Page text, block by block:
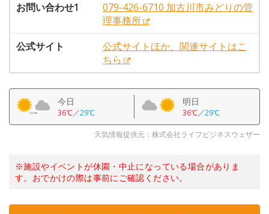
お問い合わせ1
079-426-6710 加古川市みどりの管
理事務所
公式サイト
公式サイトほか、関連サイトはこ
ちら
今日
36℃／29℃
明日
36℃／29℃
天気情報提供元：株式会社ライフビジネスウェザー
※施設やイベントが休園・中止になっている場合がありま
す。おでかけの際は事前にご確認ください。